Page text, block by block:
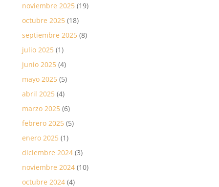
noviembre 2025(19)
octubre 2025(18)
septiembre 2025(8)
julio 2025(1)
junio 2025(4)
mayo 2025(5)
abril 2025(4)
marzo 2025(6)
febrero 2025(5)
enero 2025(1)
diciembre 2024(3)
noviembre 2024(10)
octubre 2024(4)